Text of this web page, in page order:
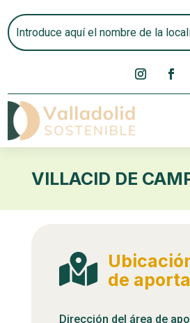
VILLACID DE
 de
Dirección del área de